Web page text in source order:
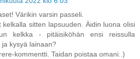
Värikin varsin passeli.
kelkalla sitten lapsuuden. Äidin luona olisi
kelkka - pitäisiköhän ensi reissulla
kysyä lainaan?
kommentti. Taidan poistaa omani..)